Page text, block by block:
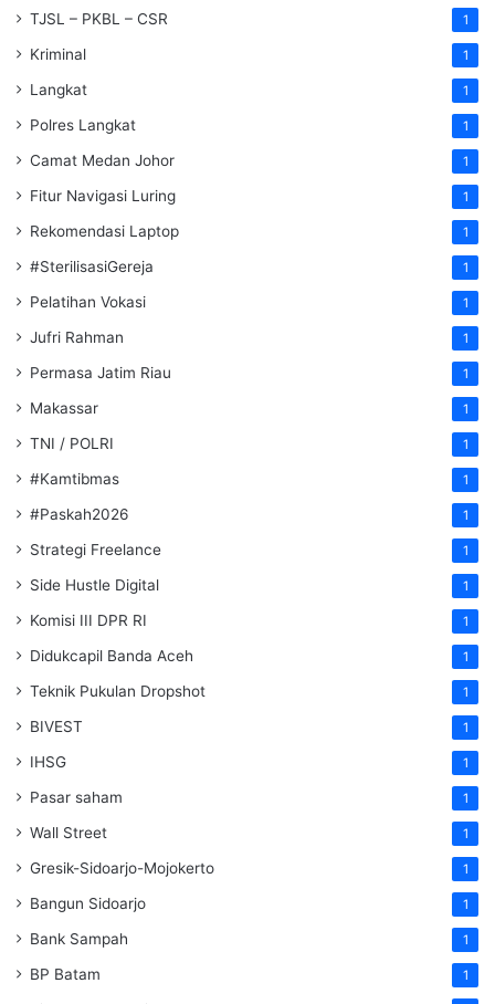
TJSL – PKBL – CSR 1
Kriminal 1
Langkat 1
Polres Langkat 1
Camat Medan Johor 1
Fitur Navigasi Luring 1
Rekomendasi Laptop 1
#SterilisasiGereja 1
Pelatihan Vokasi 1
Jufri Rahman 1
Permasa Jatim Riau 1
Makassar 1
TNI / POLRI 1
#Kamtibmas 1
#Paskah2026 1
Strategi Freelance 1
Side Hustle Digital 1
Komisi III DPR RI 1
Didukcapil Banda Aceh 1
Teknik Pukulan Dropshot 1
BIVEST 1
IHSG 1
Pasar saham 1
Wall Street 1
Gresik-Sidoarjo-Mojokerto 1
Bangun Sidoarjo 1
Bank Sampah 1
BP Batam 1